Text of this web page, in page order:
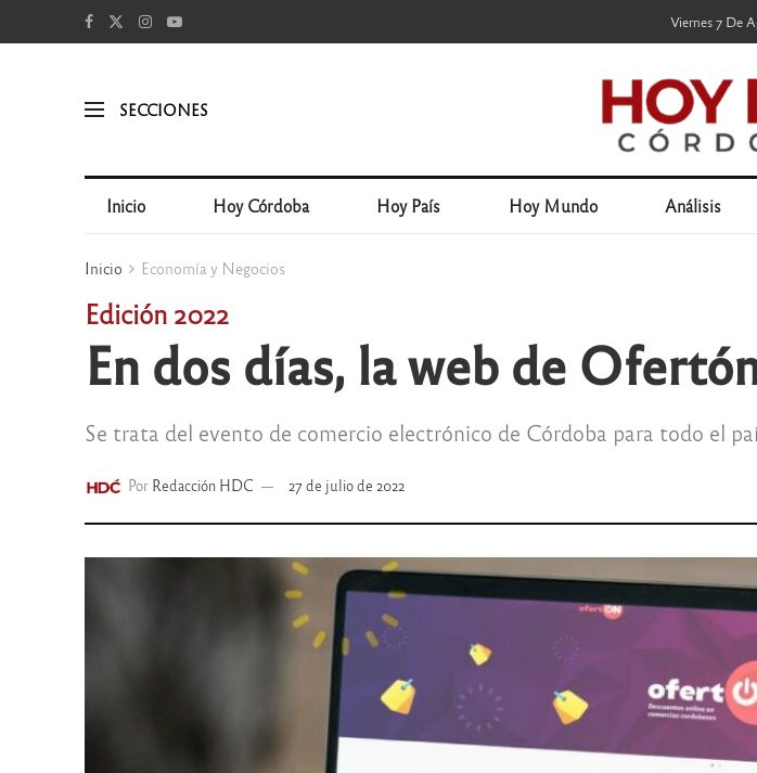
Viernes 7 De
SECCIONES
Inicio Hoy Córdoba Hoy País Hoy Mundo Análisis
Inicio Economía y Negocios
Edición 2022
En dos días, la web de
Se trata del evento de comercio electrónico de Córdoba para todo el
Por Redacción HDC 27 de julio de 2022